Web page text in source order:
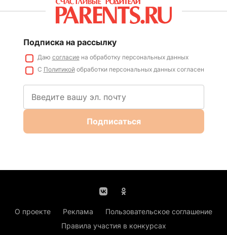
Подписка на рассылку
Даю согласиена обработку персональных данных
С Политикойобработки персональных данных согласен
Подписаться
О проекте Реклама
Пользовательское соглашение
Правила участия в конкурсах